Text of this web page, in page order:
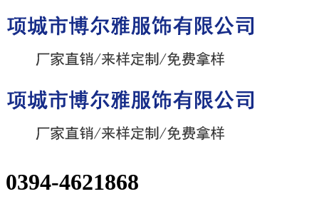
0394-4621868